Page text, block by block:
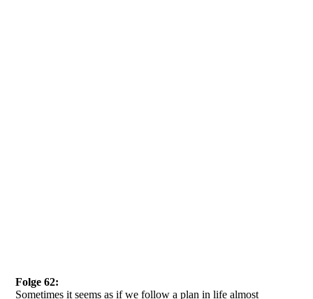
Folge 62:
Sometimes it seems as if we follow a plan in life almost